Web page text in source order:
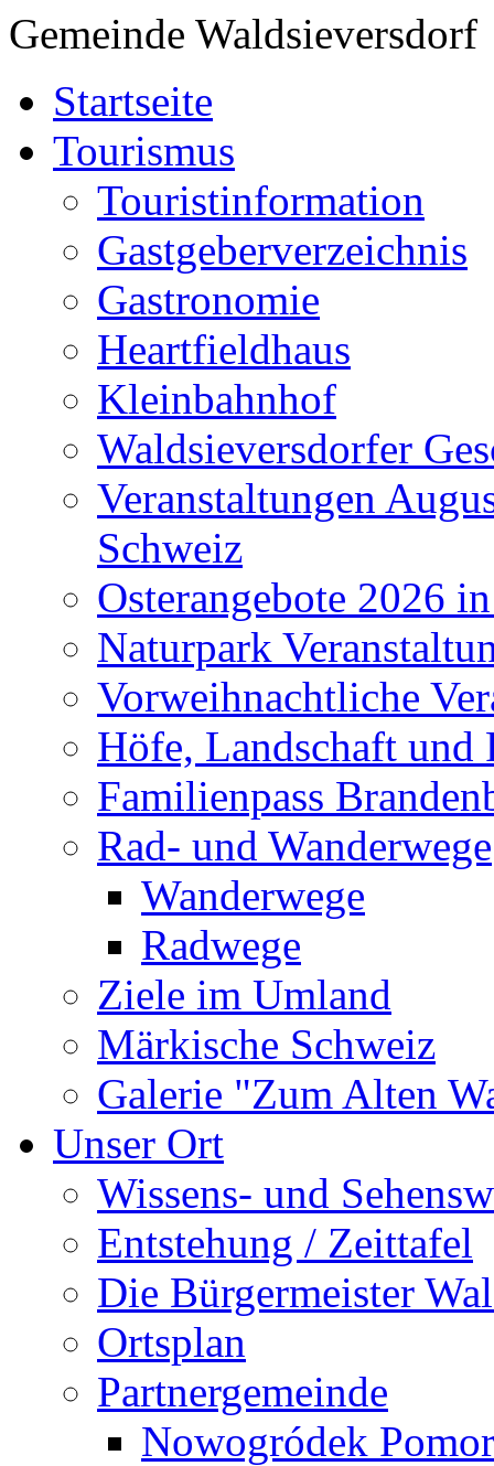
Gemeinde Waldsieversdorf
Startseite
Tourismus
Touristinformation
Gastgeberverzeichnis
Gastronomie
Heartfieldhaus
Kleinbahnhof
Waldsieversdorfer
Veranstaltungen
Schweiz
Osterangebote 2026
Naturpark
Vorweihnachtliche
Höfe, Landschaft und
Familienpass
Rad- und Wanderwege
Wanderwege
Radwege
Ziele im Umland
Märkische Schweiz
Galerie "Zum Alten
Unser Ort
Wissens- und
Entstehung / Zeittafel
Die Bürgermeister
Ortsplan
Partnergemeinde
Nowogródek